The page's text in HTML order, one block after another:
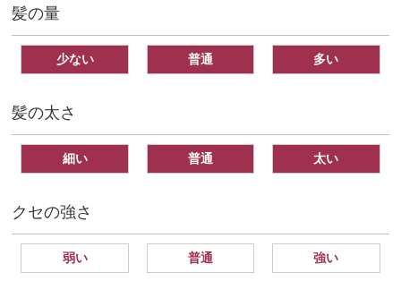
髪の量
少ない 普通 多い
髪の太さ
細い 普通 太い
クセの強さ
弱い 普通 強い